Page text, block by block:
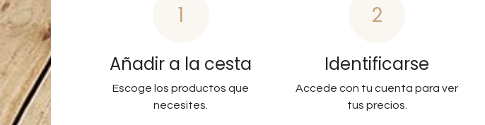
1
Añadir a la cesta
Escoge los productos que
necesites.
2
Identificarse
Accede con tu cuenta para ver
tus precios.